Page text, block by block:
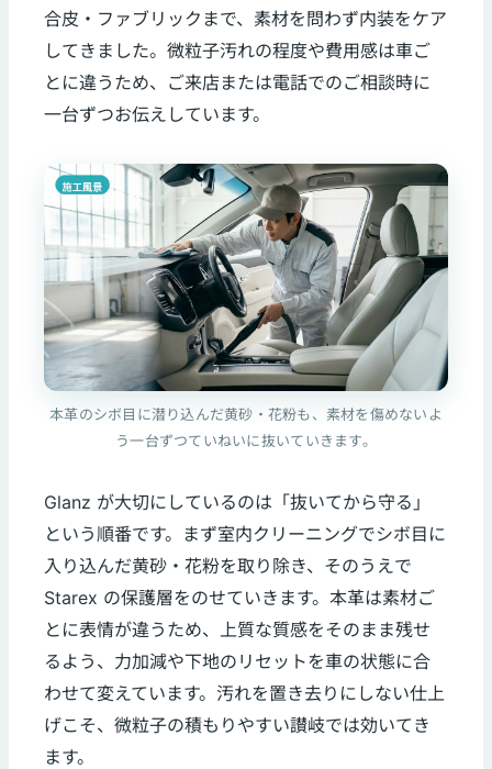
合皮・ファブリックまで、素材を問わず内装をケア
してきました。微粒子汚れの程度や費用感は車ご
とに違うため、ご来店または電話でのご相談時に
一台ずつお伝えしています。
本革のシボ目に潜り込んだ黄砂・花粉も、素材を傷めないよ
う一台ずつていねいに抜いていきます。
Glanz が大切にしているのは「抜いてから守る」
という順番です。まず室内クリーニングでシボ目に
入り込んだ黄砂・花粉を取り除き、そのうえで
Starex の保護層をのせていきます。本革は素材ご
とに表情が違うため、上質な質感をそのまま残せ
るよう、力加減や下地のリセットを車の状態に合
わせて変えています。汚れを置き去りにしない仕上
げこそ、微粒子の積もりやすい讃岐では効いてき
ます。